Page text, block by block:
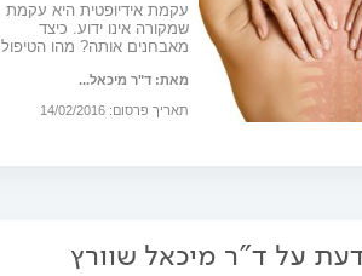
עקמת אידיופטית היא עקמת
שמקורה אינו ידוע. כיצד
מאבחנים אותה? מהו הטיפול
שהופך אותה ליעילה כל כך?
מאת: ד"ר מיכאל...
תאריך פרסום: 14/02/2016
על ד"ר מיכאל שוורץ